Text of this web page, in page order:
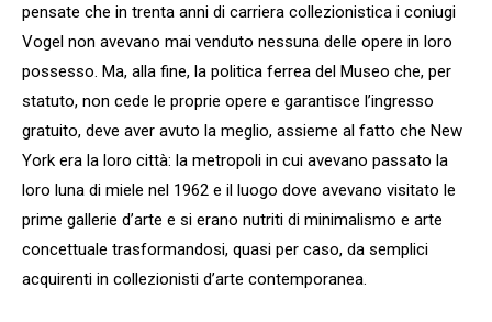
pensate che in trenta anni di carriera collezionistica i coniugi
Vogel non avevano mai venduto nessuna delle opere in loro
possesso. Ma, alla fine, la politica ferrea del Museo che, per
statuto, non cede le proprie opere e garantisce l’ingresso
gratuito, deve aver avuto la meglio, assieme al fatto che New
York era la loro città: la metropoli in cui avevano passato la
loro luna di miele nel 1962 e il luogo dove avevano visitato le
prime gallerie d’arte e si erano nutriti di minimalismo e arte
concettuale trasformandosi, quasi per caso, da semplici
acquirenti in collezionisti d’arte contemporanea.